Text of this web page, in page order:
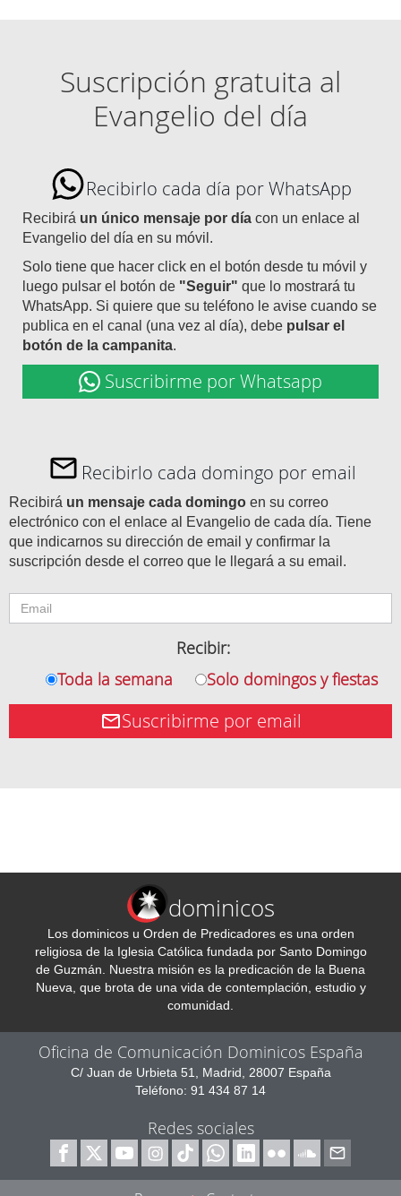
Suscripción gratuita al
Evangelio del día
Recibirlo cada día por WhatsApp
Recibirá un único mensaje por día con un enlace al
Evangelio del día en su móvil.
Solo tiene que hacer click en el botón desde tu móvil y
luego pulsar el botón de "Seguir" que lo mostrará tu
WhatsApp. Si quiere que su teléfono le avise cuando se
publica en el canal (una vez al día), debe pulsar el
botón de la campanita.
Suscribirme por Whatsapp
Recibirlo cada domingo por email
Recibirá un mensaje cada domingo en su correo
electrónico con el enlace al Evangelio de cada día. Tiene
que indicarnos su dirección de email y confirmar la
suscripción desde el correo que le llegará a su email.
Recibir:
Toda la semana
Solo domingos y fiestas
Suscribirme por email
dominicos
Los dominicos u Orden de Predicadores es una orden
religiosa de la Iglesia Católica fundada por Santo Domingo
de Guzmán. Nuestra misión es la predicación de la Buena
Nueva, que brota de una vida de contemplación, estudio y
comunidad.
Oficina de Comunicación Dominicos España
C/ Juan de Urbieta 51, Madrid, 28007 España
Teléfono: 91 434 87 14
Redes sociales